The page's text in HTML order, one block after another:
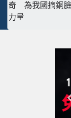
奇 為我國摘銅
力量